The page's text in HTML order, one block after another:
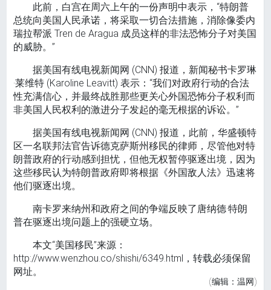
此前，白宫在周六上午的一份声明中表示，“特朗普
总统向美国人民承诺，将采取一切合法措施，消除像委内
瑞拉帮派 Tren de Aragua 成员这样的非法恐怖分子对美国
的威胁。”
据美国有线电视新闻网 (CNN) 报道，新闻秘书卡罗琳
·莱维特 (Karoline Leavitt) 表示：“我们对政府行动的合法
性充满信心，并最终战胜那些更关心外国恐怖分子权利而
非美国人民权利的激进分子发起的毫无根据的诉讼。”
据美国有线电视新闻网 (CNN) 报道，此前，华盛顿特
区一名联邦法官告诉德克萨斯州移民的律师，尽管他对特
朗普政府的行动感到担忧，但他无权暂停驱逐出境，因为
这些移民认为特朗普政府即将根据《外国敌人法》迅速将
他们驱逐出境。
南卡罗来纳州和政府之间的争端反映了唐纳德·特朗
普在驱逐出境问题上的强硬立场。
本文“美国移民”来源：
http://www.wenzhou.co/shishi/6349.html，转载必须保留
网址。
(编辑：温网)